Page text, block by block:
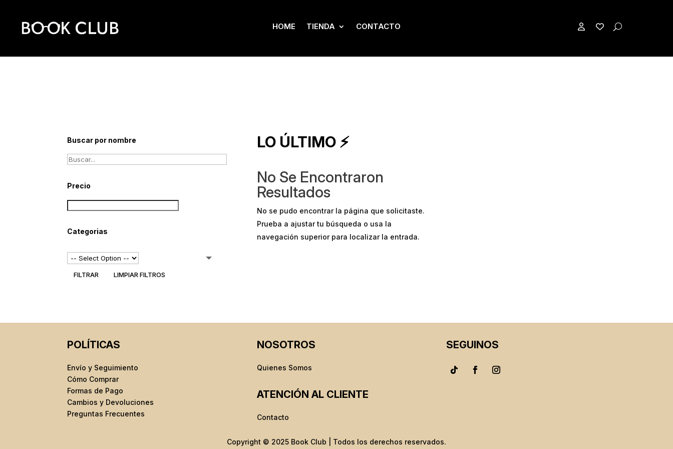
HOME TIENDA CONTACTO
Buscar por nombre
Precio
Categorias
FILTRAR LIMPIAR FILTROS
LO ÚLTIMO ⚡
No Se Encontraron
Resultados
No se pudo encontrar la página que solicitaste.
Prueba a ajustar tu búsqueda o usa la
navegación superior para localizar la entrada.
POLÍTICAS
Envío y Seguimiento
Cómo Comprar
Formas de Pago
Cambios y Devoluciones
Preguntas Frecuentes
NOSOTROS
Quienes Somos
ATENCIÓN AL CLIENTE
Contacto
SEGUINOS
Copyright © 2025 Book Club | Todos los derechos reservados.